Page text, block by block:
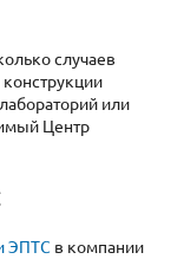
случаев
или
Центр
ЭПТС в компании